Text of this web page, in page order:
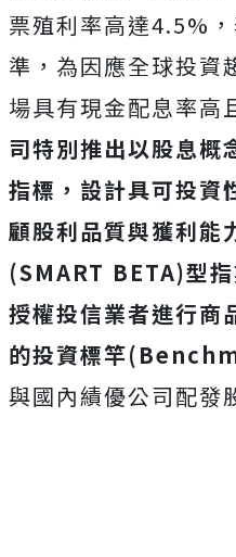
票殖利率高達4.5%
準，為因應全球投資
場具有現金配息率高
司特別推出以股息概
指標，設計具可投資
顧股利品質與獲利能
(SMART BETA)型
授權投信業者進行商
的投資標竿
與國內績優公司配發